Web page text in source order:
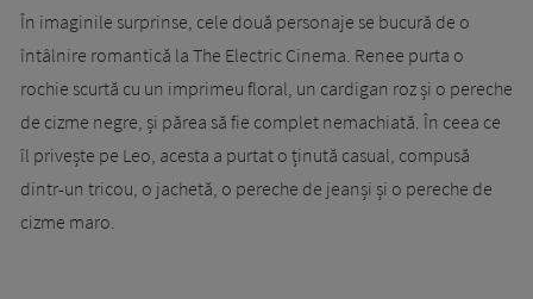
În imaginile surprinse, cele două personaje se bucură de o
întâlnire romantică la The Electric Cinema. Renee purta o
rochie scurtă cu un imprimeu floral, un cardigan roz și o pereche
de cizme negre, și părea să fie complet nemachiată. În ceea ce
îl privește pe Leo, acesta a purtat o ținută casual, compusă
dintr-un tricou, o jachetă, o pereche de jeanși și o pereche de
cizme maro.